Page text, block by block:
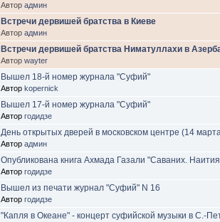
Автор админ
Встречи дервишей братства в Киеве
Автор админ
Встречи дервишей братства Ниматуллахи в
Автор wayter
Вышел 18-й номер журнала "Суфий"
Автор kopernick
Вышел 17-й номер журнала "Суфий"
Автор годидзе
День открытых дверей в московском центре (14
Автор админ
Опубликована книга Ахмада Газали "Саваних.
Автор годидзе
Вышел из печати журнал "Суфий" N 16
Автор годидзе
"Капля в Океане" - концерт суфийской музыки в С.-